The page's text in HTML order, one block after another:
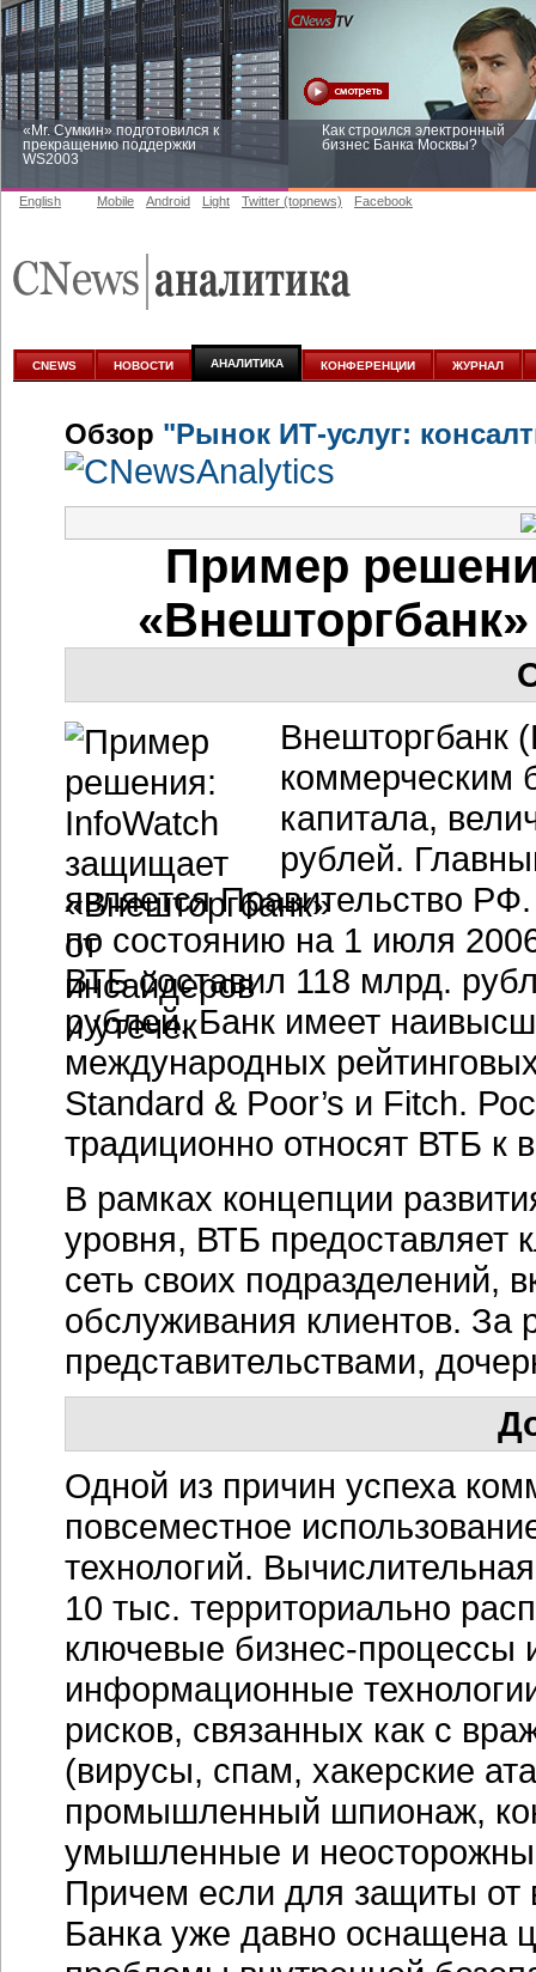
«Mr. Сумкин» подготовился к
прекращению поддержки
WS2003
Как строился электронный
бизнес Банка Москвы?
аналитике
English Mobile Android Light Twitter (topnews) Facebook
CNEWS НОВОСТИ АНАЛИТИКА КОНФЕРЕНЦИИ ЖУРНАЛ
Обзор "Рынок ИТ-услуг:
Пример
Внешторгбанк
коммерческим
капитала,
рублей.
является Правительство
по состоянию на 1 июля
ВТБ составил 118 млрд.
рублей. Банк имеет
международных
Standard & Poor’s и Fitch.
традиционно относят ВТБ к
В рамках концепции
уровня, ВТБ предоставляет
сеть своих
обслуживания клиентов. За
представительствами,
Одной из причин успеха
повсеместное
технологий.
10 тыс. территориально
ключевые бизнес-процессы
информационные
рисков, связанных как с
(вирусы, спам, хакерские
промышленный шпионаж,
умышленные и
Причем если для защиты от
Банка уже давно оснащена